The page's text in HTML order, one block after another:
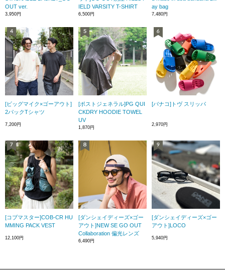
OUT ver.
3,950円
IELD VARSITY T-SHIRT
6,500円
ay bag
7,480円
[ビッグマイク×ゴーアウト]
2パックTシャツ
7,200円
[ポストジェネラル]PG QUI
CKDRY HOODIE TOWEL
UV
1,870円
[バナコ]トヴ スリッパ
2,970円
[コブマスター]COB-CR HU
MMING PACK VEST
12,100円
[ダンシェイディーズ×ゴー
アウト]NEW SE GO OUT
Collaboration 偏光レンズ
6,490円
[ダンシェイディーズ×ゴー
アウト]LOCO
5,940円